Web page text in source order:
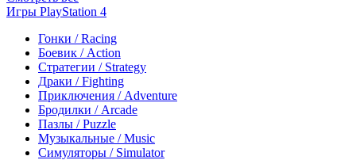
Игры PlayStation 4
Гонки / Racing
Боевик / Action
Стратегии / Strategy
Драки / Fighting
Приключения / Adventure
Бродилки / Arcade
Пазлы / Puzzle
Музыкальные / Music
Симуляторы / Simulator